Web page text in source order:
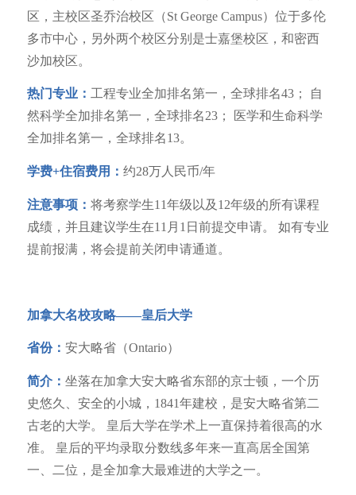
区，主校区圣乔治校区（St George Campus）位于多伦
多市中心，另外两个校区分别是士嘉堡校区，和密西
沙加校区。
热门专业： 工程专业全加排名第一，全球排名43； 自
然科学全加排名第一，全球排名23； 医学和生命科学
全加排名第一，全球排名13。
学费+住宿费用： 约28万人民币/年
注意事项： 将考察学生11年级以及12年级的所有课程
成绩，并且建议学生在11月1日前提交申请。 如有专业
提前报满，将会提前关闭申请通道。
加拿大名校攻略——皇后大学
省份： 安大略省（Ontario）
简介： 坐落在加拿大安大略省东部的京士顿，一个历
史悠久、安全的小城，1841年建校，是安大略省第二
古老的大学。 皇后大学在学术上一直保持着很高的水
准。 皇后的平均录取分数线多年来一直高居全国第
一、二位，是全加拿大最难进的大学之一。